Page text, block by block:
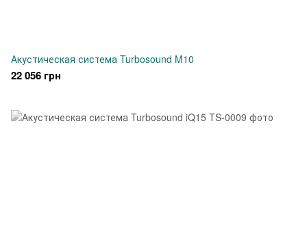
Акустическая система Turbosound M10
22 056 грн